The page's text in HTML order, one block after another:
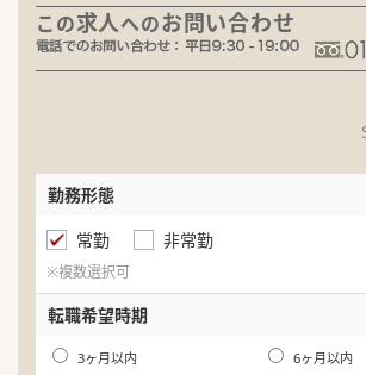
この求人へのお問い合わせ
勤務形態
常勤 非常勤
※複数選択可
転職希望時期
3ヶ月以内
6ヶ月以内